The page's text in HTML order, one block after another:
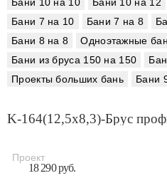
Бани 7 на 10
Бани 7 на 8
Бани 8 на 8
Одноэтажные
Бани из бруса 150 на 150
Проекты больших бань
Бани
K-164(12,5х8,3)-Брус
Проект
18 290 руб.